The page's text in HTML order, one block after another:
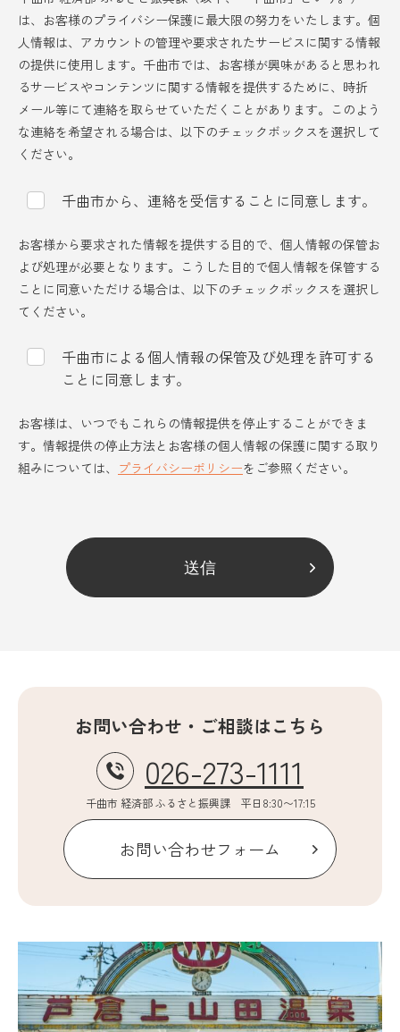
は、お客様のプライバシー保護に最大限の努力をいたします。個
人情報は、アカウントの管理や要求されたサービスに関する情報
の提供に使用します。千曲市では、お客様が興味があると思われ
るサービスやコンテンツに関する情報を提供するために、時折
メール等にて連絡を取らせていただくことがあります。このよう
な連絡を希望される場合は、以下のチェックボックスを選択して
ください。
千曲市から、連絡を受信することに同意します。
お客様から要求された情報を提供する目的で、個人情報の保管お
よび処理が必要となります。こうした目的で個人情報を保管する
ことに同意いただける場合は、以下のチェックボックスを選択し
てください。
千曲市による個人情報の保管及び処理を許可する
ことに同意します。
お客様は、いつでもこれらの情報提供を停止することができま
す。情報提供の停止方法とお客様の個人情報の保護に関する取り
組みについては、 プライバシーポリシーをご参照ください。
お問い合わせ・ご相談はこちら
026-273-1111
千曲市 経済部 ふるさと振興課平日8:30〜17:15
お問い合わせフォーム